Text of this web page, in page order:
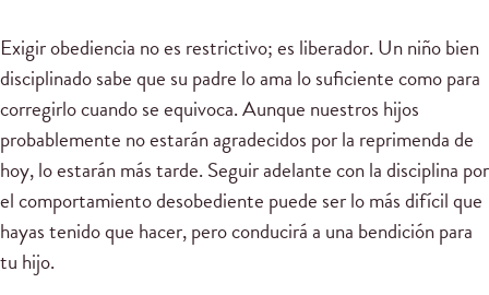
Exigir obediencia no es restrictivo; es liberador. Un niño bien
disciplinado sabe que su padre lo ama lo suficiente como para
corregirlo cuando se equivoca. Aunque nuestros hijos
probablemente no estarán agradecidos por la reprimenda de
hoy, lo estarán más tarde. Seguir adelante con la disciplina por
el comportamiento desobediente puede ser lo más difícil que
hayas tenido que hacer, pero conducirá a una bendición para
tu hijo.